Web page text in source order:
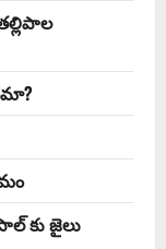
కు జైలు